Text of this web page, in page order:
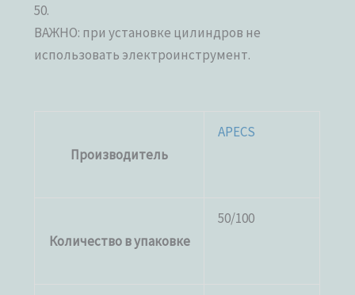
50.
ВАЖНО: при установке цилиндров не
использовать электроинструмент.
Производитель
APECS
Количество в упаковке
50/100